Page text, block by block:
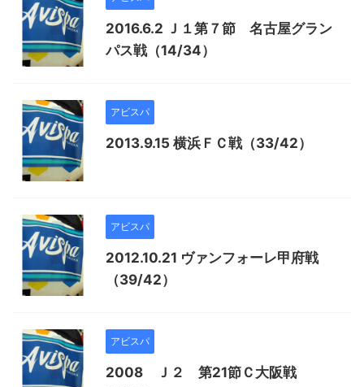
2016.6.2 Ｊ１第７節 名古屋グラン
パス戦（14/34）
アビスパ
2013.9.15 横浜ＦＣ戦（33/42）
アビスパ
2012.10.21 ヴァンフォーレ甲府戦
（39/42）
アビスパ
2008 Ｊ２ 第21節Ｃ大阪戦